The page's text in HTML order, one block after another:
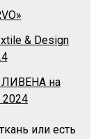
& Design
ЛИВЕНА на
2024
или есть